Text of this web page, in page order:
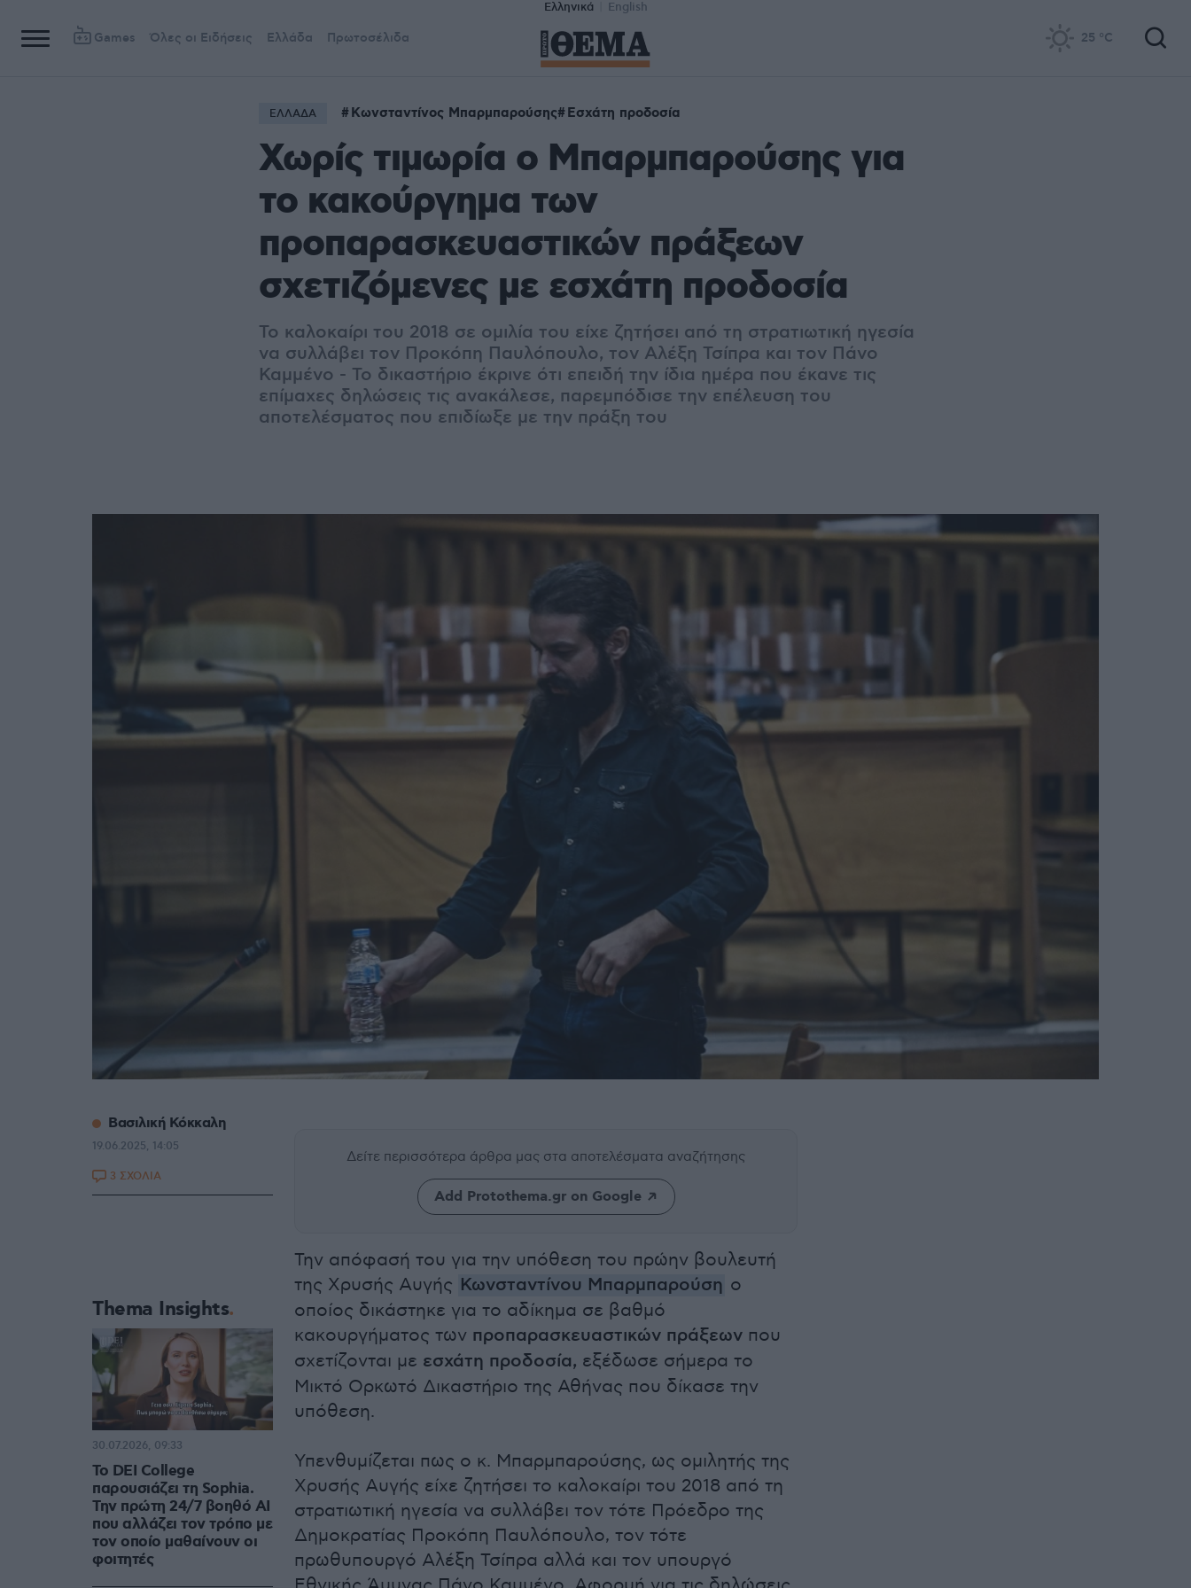
Ελληνικά English
Games Όλες οι Ειδήσεις Ελλάδα Πρωτοσέλιδα 25 °C
ΕΛΛΑΔΑ Κωνσταντίνος Μπαρμπαρούσης Εσχάτη προδοσία
Χωρίς τιμωρία ο Μπαρμπαρούσης για
το κακούργημα των
προπαρασκευαστικών πράξεων
σχετιζόμενες με εσχάτη προδοσία
Το καλοκαίρι του 2018 σε ομιλία του είχε ζητήσει από τη στρατιωτική ηγεσία
να συλλάβει τον Προκόπη Παυλόπουλο, τον Αλέξη Τσίπρα και τον Πάνο
Καμμένο - Το δικαστήριο έκρινε ότι επειδή την ίδια ημέρα που έκανε τις
επίμαχες δηλώσεις τις ανακάλεσε, παρεμπόδισε την επέλευση του
αποτελέσματος που επιδίωξε με την πράξη του
Δείτε περισσότερα άρθρα μας στα αποτελέσματα αναζήτησης
Add Protothema.gr on Google
Την απόφασή του για την υπόθεση του πρώην βουλευτή
της Χρυσής Αυγής Κωνσταντίνου Μπαρμπαρούση ο
οποίος δικάστηκε για το αδίκημα σε βαθμό
κακουργήματος των προπαρασκευαστικών πράξεων που
σχετίζονται με εσχάτη προδοσία, εξέδωσε σήμερα το
Μικτό Ορκωτό Δικαστήριο της Αθήνας που δίκασε την
υπόθεση.
Υπενθυμίζεται πως ο κ. Μπαρμπαρούσης, ως ομιλητής της
Χρυσής Αυγής είχε ζητήσει το καλοκαίρι του 2018 από τη
στρατιωτική ηγεσία να συλλάβει τον τότε Πρόεδρο της
Δημοκρατίας Προκόπη Παυλόπουλο, τον τότε
πρωθυπουργό Αλέξη Τσίπρα αλλά και τον υπουργό
Βασιλική Κόκκαλη
19.06.2025, 14:05
3 ΣΧΟΛΙΑ
Thema Insights
Το DEI College
παρουσιάζει τη Sophia.
Την πρώτη 24/7 βοηθό AI
που αλλάζει τον τρόπο με
τον οποίο μαθαίνουν οι
φοιτητές
30.07.2026, 09:33